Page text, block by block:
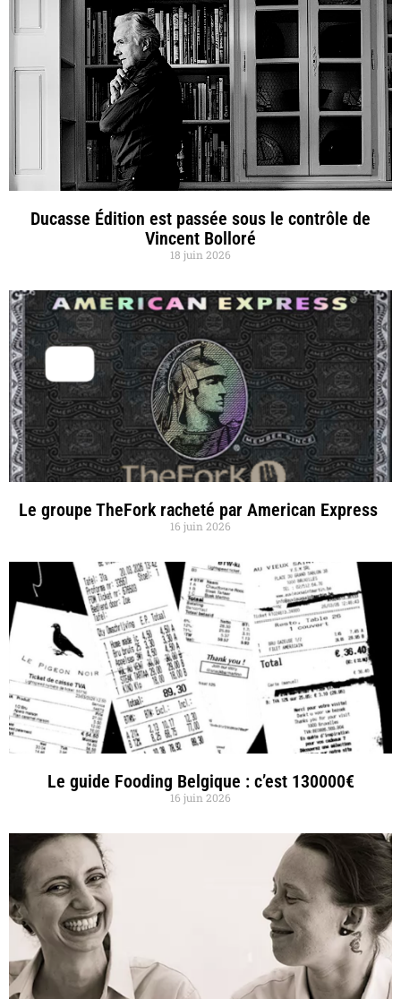
Ducasse Édition est passée sous le contrôle de
Vincent Bolloré
18 juin 2026
Le groupe TheFork racheté par American Express
16 juin 2026
Le guide Fooding Belgique : c’est 130000€
16 juin 2026